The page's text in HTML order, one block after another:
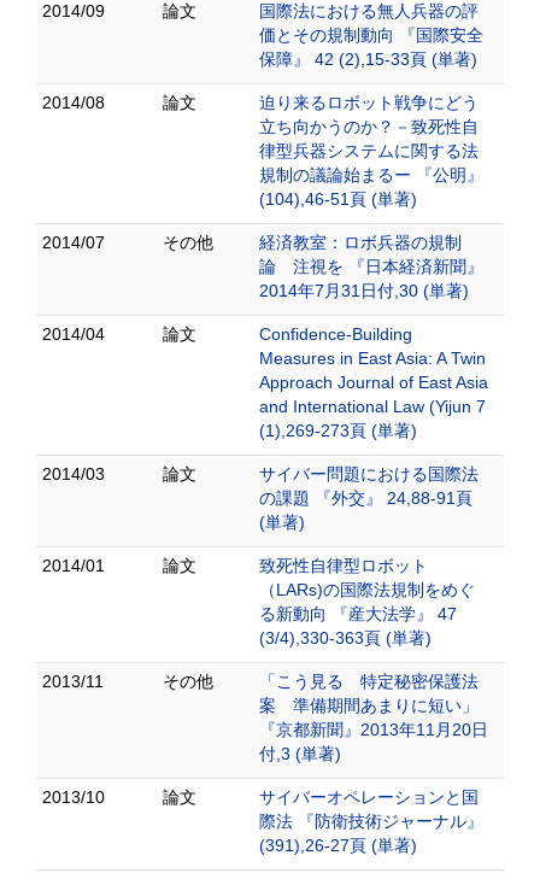
2014/09 論文
国際法における無人兵器の評
価とその規制動向 『国際安全
保障』 42 (2),15-33頁 (単著)
2014/08 論文
迫り来るロボット戦争にどう
立ち向かうのか？－致死性自
律型兵器システムに関する法
規制の議論始まるー 『公明』
(104),46-51頁 (単著)
2014/07 その他
経済教室：ロボ兵器の規制
論 注視を 『日本経済新聞』
2014年7月31日付,30 (単著)
2014/04 論文
Confidence-Building
Measures in East Asia: A Twin
Approach Journal of East Asia
and International Law (Yijun 7
(1),269-273頁 (単著)
2014/03 論文
サイバー問題における国際法
の課題 『外交』 24,88-91頁
(単著)
2014/01 論文
致死性自律型ロボット
（LARs)の国際法規制をめぐ
る新動向 『産大法学』 47
(3/4),330-363頁 (単著)
2013/11 その他
「こう見る 特定秘密保護法
案 準備期間あまりに短い」
『京都新聞』2013年11月20日
付,3 (単著)
2013/10 論文
サイバーオペレーションと国
際法 『防衛技術ジャーナル』
(391),26-27頁 (単著)